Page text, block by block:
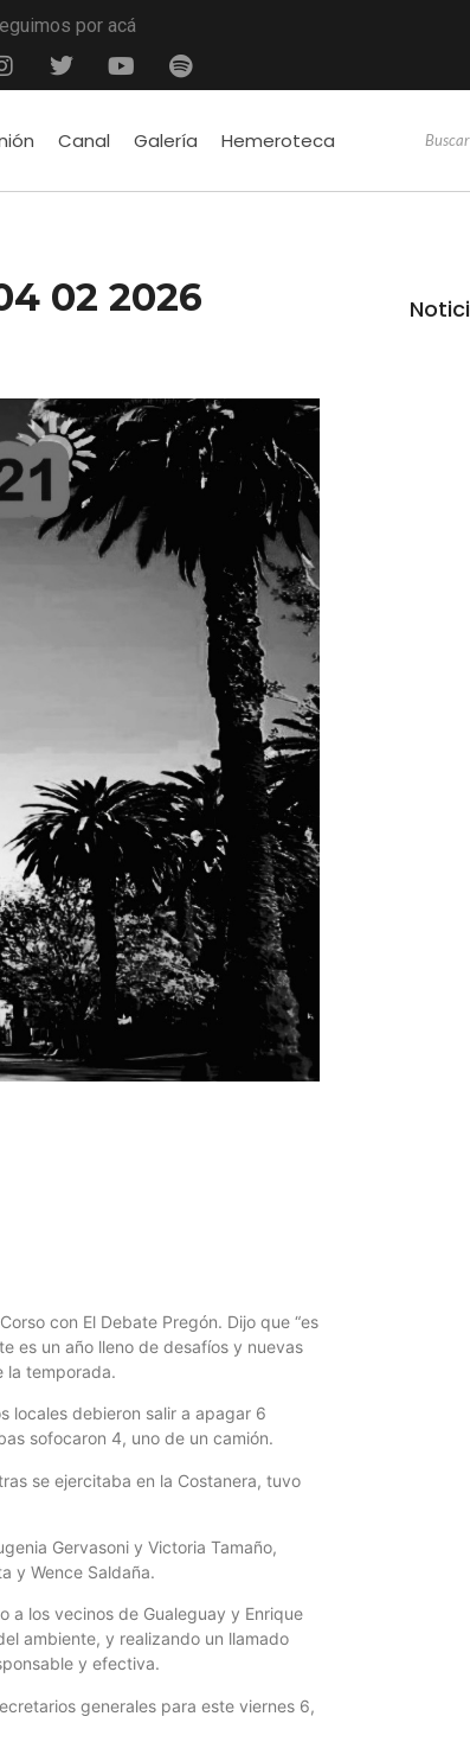
por acá
Canal Galería Hemeroteca
02 2026
con El Debate Pregón. Dijo que “es
es un año lleno de desafíos y nuevas
la temporada.
locales debieron salir a apagar 6
sofocaron 4, uno de un camión.
se ejercitaba en la Costanera, tuvo
Gervasoni y Victoria Tamaño,
y Wence Saldaña.
a los vecinos de Gualeguay y Enrique
ambiente, y realizando un llamado
y efectiva.
generales para este viernes 6,